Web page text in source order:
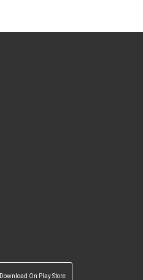
Download On Play Store